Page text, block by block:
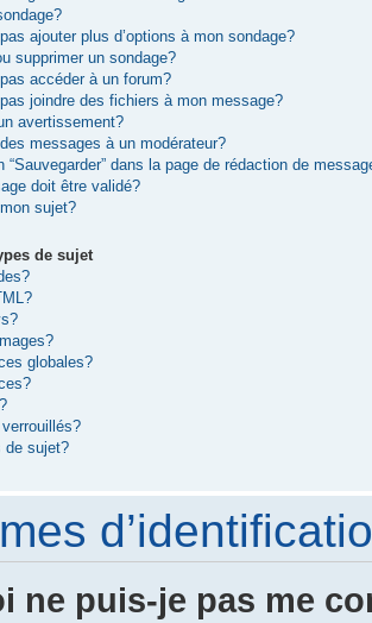
ajouter plus d’options à mon sondage?
supprimer un sondage?
accéder à un forum?
joindre des fichiers à mon message?
avertissement?
messages à un modérateur?
“Sauvegarder” dans la page de rédaction de
doit être validé?
sujet?
de sujet
globales?
de sujet?
ne puis-je pas me